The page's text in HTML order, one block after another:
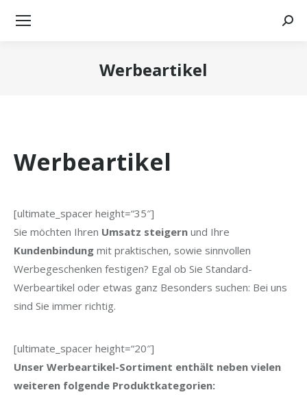
Werbeartikel
Werbeartikel
[ultimate_spacer height=“35″]
Sie möchten Ihren Umsatz steigern und Ihre
Kundenbindung mit praktischen, sowie sinnvollen
Werbegeschenken festigen? Egal ob Sie Standard-
Werbeartikel oder etwas ganz Besonders suchen: Bei uns
sind Sie immer richtig.
[ultimate_spacer height=“20″]
Unser Werbeartikel-Sortiment enthält neben vielen
weiteren folgende Produktkategorien: